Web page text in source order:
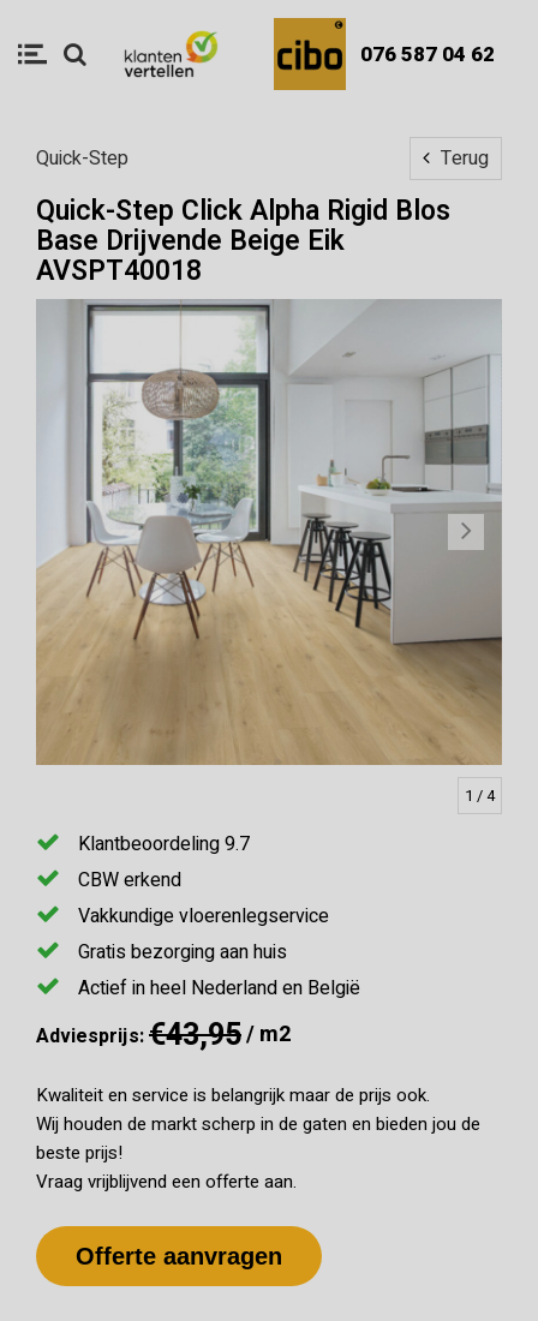
076 587 04 62
Quick-Step Terug
Quick-Step Click Alpha Rigid Blos
Base Drijvende Beige Eik
AVSPT40018
1 / 4
Klantbeoordeling 9.7
CBW erkend
Vakkundige vloerenlegservice
Gratis bezorging aan huis
Actief in heel Nederland en België
Adviesprijs:€43,95/ m2
Kwaliteit en service is belangrijk maar de prijs ook.
Wij houden de markt scherp in de gaten en bieden jou de
beste prijs!
Vraag vrijblijvend een offerte aan.
Offerte aanvragen